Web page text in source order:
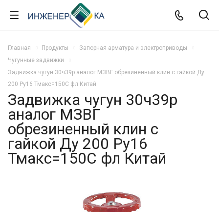
Главная Продукты
Запорная арматура и электроприводы
Чугунные задвижки
Задвижка чугун 30ч39р аналог МЗВГ обрезиненный клин c гайкой Ду
200 Ру16 Тмакс=150C фл Китай
Задвижка чугун 30ч39р
аналог МЗВГ
обрезиненный клин c
гайкой Ду 200 Ру16
Тмакс=150C фл Китай